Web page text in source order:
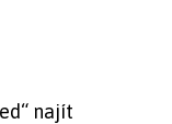
najít